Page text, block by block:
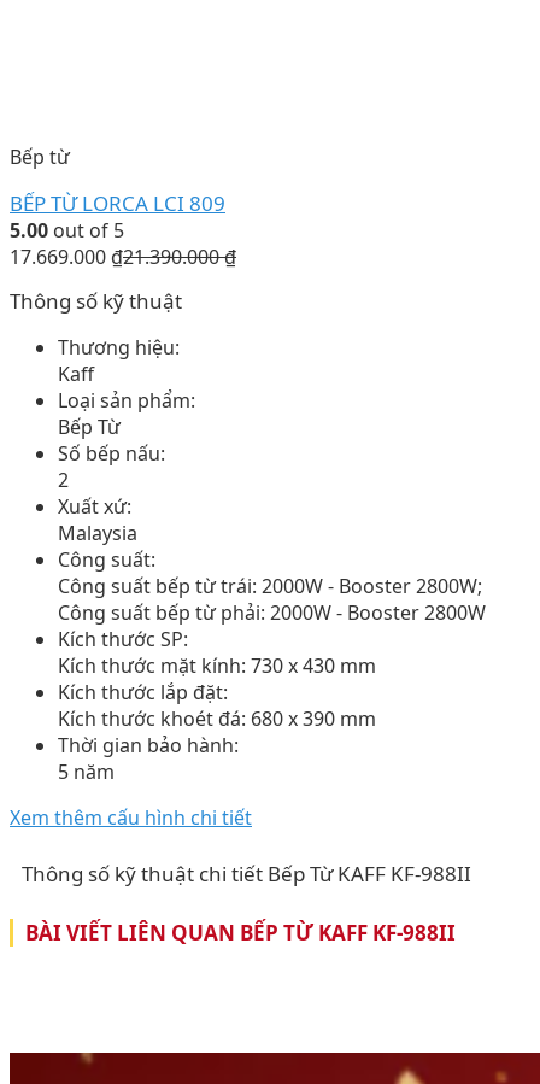
Bếp từ
BẾP TỪ LORCA LCI 809
5.00 out of 5
17.669.000 ₫21.390.000₫
Thông số kỹ thuật
Thương hiệu:
Kaff
Loại sản phẩm:
Bếp Từ
Số bếp nấu:
2
Xuất xứ:
Malaysia
Công suất:
Công suất bếp từ trái: 2000W - Booster 2800W;
Công suất bếp từ phải: 2000W - Booster 2800W
Kích thước SP:
Kích thước mặt kính: 730 x 430 mm
Kích thước lắp đặt:
Kích thước khoét đá: 680 x 390 mm
Thời gian bảo hành:
5 năm
Xem thêm cấu hình chi tiết
Thông số kỹ thuật chi tiết Bếp Từ KAFF KF-988II
BÀI VIẾT LIÊN QUAN BẾP TỪ KAFF KF-988II